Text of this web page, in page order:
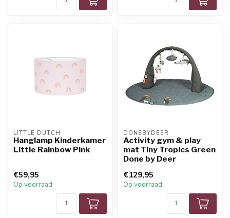
LITTLE DUTCH
Hanglamp Kinderkamer
Little Rainbow Pink
€59,95
Op voorraad
DONEBYDEER
Activity gym & play
mat Tiny Tropics Green
Done by Deer
€129,95
Op voorraad